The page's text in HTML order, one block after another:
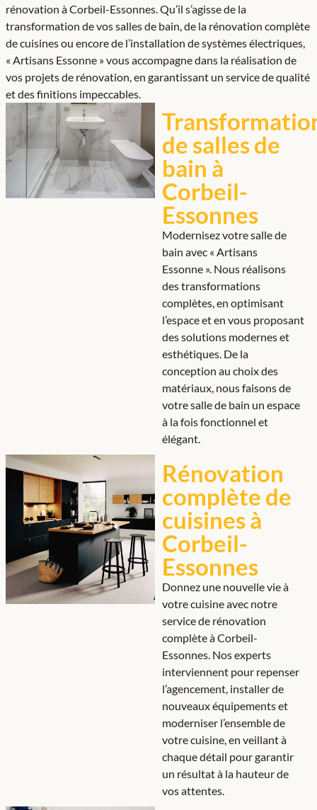
rénovation à Corbeil-Essonnes. Qu’il s’agisse de la
transformation de vos salles de bain, de la rénovation complète
de cuisines ou encore de l’installation de systèmes électriques,
« Artisans Essonne » vous accompagne dans la réalisation de
vos projets de rénovation, en garantissant un service de qualité
et des finitions impeccables.
de salles de
bain à
Corbeil-
Essonnes
Modernisez votre salle de
bain avec « Artisans
Essonne ». Nous réalisons
des transformations
complètes, en optimisant
l’espace et en vous proposant
des solutions modernes et
esthétiques. De la
conception au choix des
matériaux, nous faisons de
votre salle de bain un espace
à la fois fonctionnel et
élégant.
Rénovation
complète de
cuisines à
Corbeil-
Essonnes
Donnez une nouvelle vie à
votre cuisine avec notre
service de rénovation
complète à Corbeil-
Essonnes. Nos experts
interviennent pour repenser
l’agencement, installer de
nouveaux équipements et
moderniser l’ensemble de
votre cuisine, en veillant à
chaque détail pour garantir
un résultat à la hauteur de
vos attentes.